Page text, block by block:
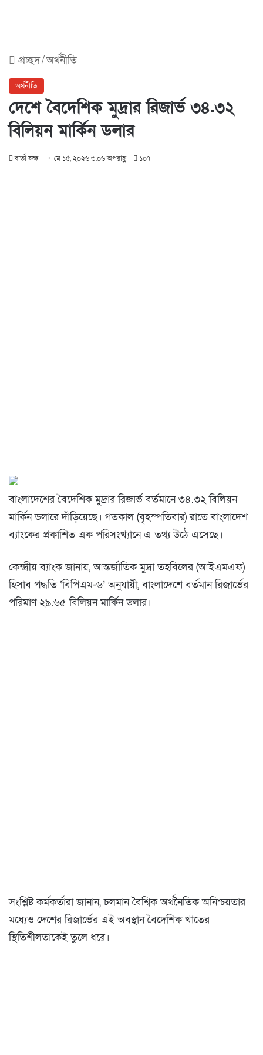
প্রচ্ছদ/অর্থনীতি
অর্থনীতি
দেশে বৈদেশিক মুদ্রার রিজার্ভ ৩৪.৩২
বিলিয়ন মার্কিন ডলার
বার্তা কক্ষ মে ১৫, ২০২৬ ৩:০৬ অপরাহ্ণ ১০৭
বাংলাদেশের বৈদেশিক মুদ্রার রিজার্ভ বর্তমানে ৩৪.৩২ বিলিয়ন
মার্কিন ডলারে দাঁড়িয়েছে। গতকাল (বৃহস্পতিবার) রাতে বাংলাদেশ
ব্যাংকের প্রকাশিত এক পরিসংখ্যানে এ তথ্য উঠে এসেছে।
কেন্দ্রীয় ব্যাংক জানায়, আন্তর্জাতিক মুদ্রা তহবিলের (আইএমএফ)
হিসাব পদ্ধতি ‘বিপিএম-৬’ অনুযায়ী, বাংলাদেশে বর্তমান রিজার্ভের
পরিমাণ ২৯.৬৫ বিলিয়ন মার্কিন ডলার।
সংশ্লিষ্ট কর্মকর্তারা জানান, চলমান বৈশ্বিক অর্থনৈতিক অনিশ্চয়তার
মধ্যেও দেশের রিজার্ভের এই অবস্থান বৈদেশিক খাতের
স্থিতিশীলতাকেই তুলে ধরে।